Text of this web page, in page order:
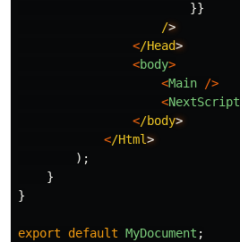
}}
/
</Head
<body>
<Main
/>
<NextScript
</body
</Html
);
}
}
export default MyDocument ;